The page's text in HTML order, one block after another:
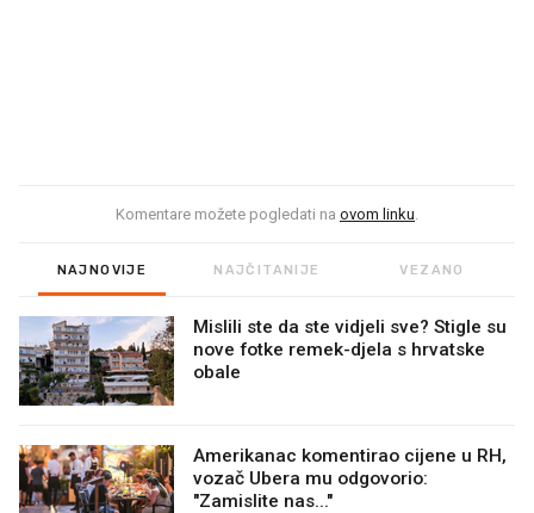
Komentare možete pogledati na ovom linku.
NAJNOVIJE NAJČITANIJE VEZANO
Mislili ste da ste vidjeli sve? Stigle su
nove fotke remek-djela s hrvatske
obale
Amerikanac komentirao cijene u RH,
vozač Ubera mu odgovorio:
"Zamislite nas..."